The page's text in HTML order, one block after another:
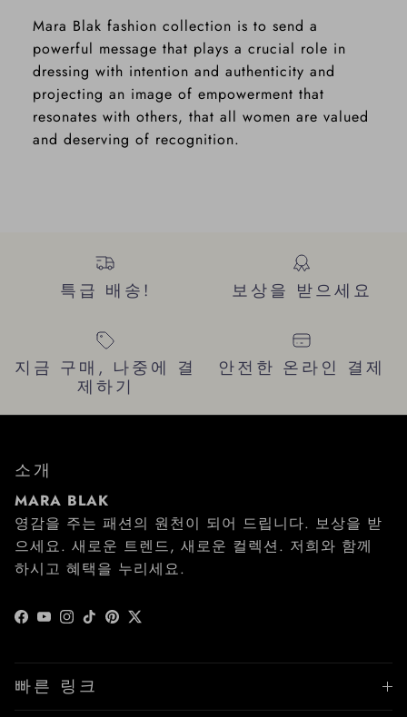
Mara Blak fashion collection is to send a
powerful message that plays a crucial role in
dressing with intention and authenticity and
projecting an image of empowerment that
resonates with others, that all women are valued
and deserving of recognition.
특급 배송! 보상을 받으세요
지금 구매, 나중에 결
제하기
안전한 온라인 결제
소개
MARA BLAK
영감을 주는 패션의 원천이 되어 드립니다. 보상을 받
으세요. 새로운 트렌드, 새로운 컬렉션. 저희와 함께
하시고 혜택을 누리세요.
Facebook
YouTube
Instagram
TikTokPinterest
Twitter
빠른 링크